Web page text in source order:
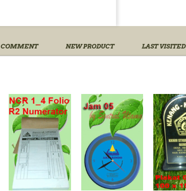
COMMENT NEW PRODUCT LAST VISITED